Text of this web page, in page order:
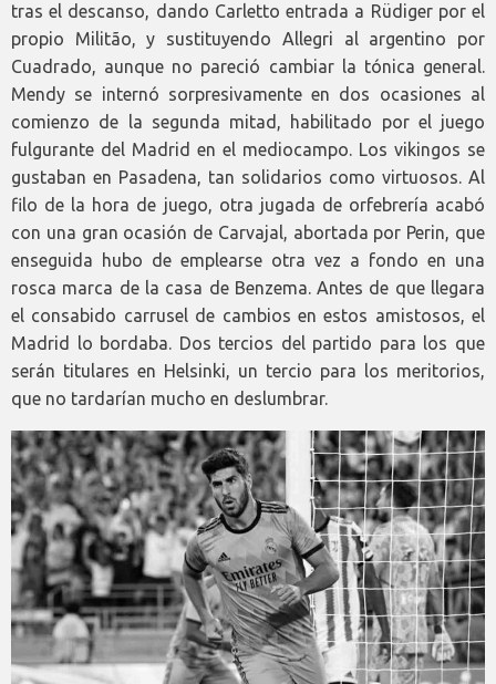
tras el descanso, dando Carletto entrada a Rüdiger por el
propio Militão, y sustituyendo Allegri al argentino por
Cuadrado, aunque no pareció cambiar la tónica general.
Mendy se internó sorpresivamente en dos ocasiones al
comienzo de la segunda mitad, habilitado por el juego
fulgurante del Madrid en el mediocampo. Los vikingos se
gustaban en Pasadena, tan solidarios como virtuosos. Al
filo de la hora de juego, otra jugada de orfebrería acabó
con una gran ocasión de Carvajal, abortada por Perin, que
enseguida hubo de emplearse otra vez a fondo en una
rosca marca de la casa de Benzema. Antes de que llegara
el consabido carrusel de cambios en estos amistosos, el
Madrid lo bordaba. Dos tercios del partido para los que
serán titulares en Helsinki, un tercio para los meritorios,
que no tardarían mucho en deslumbrar.